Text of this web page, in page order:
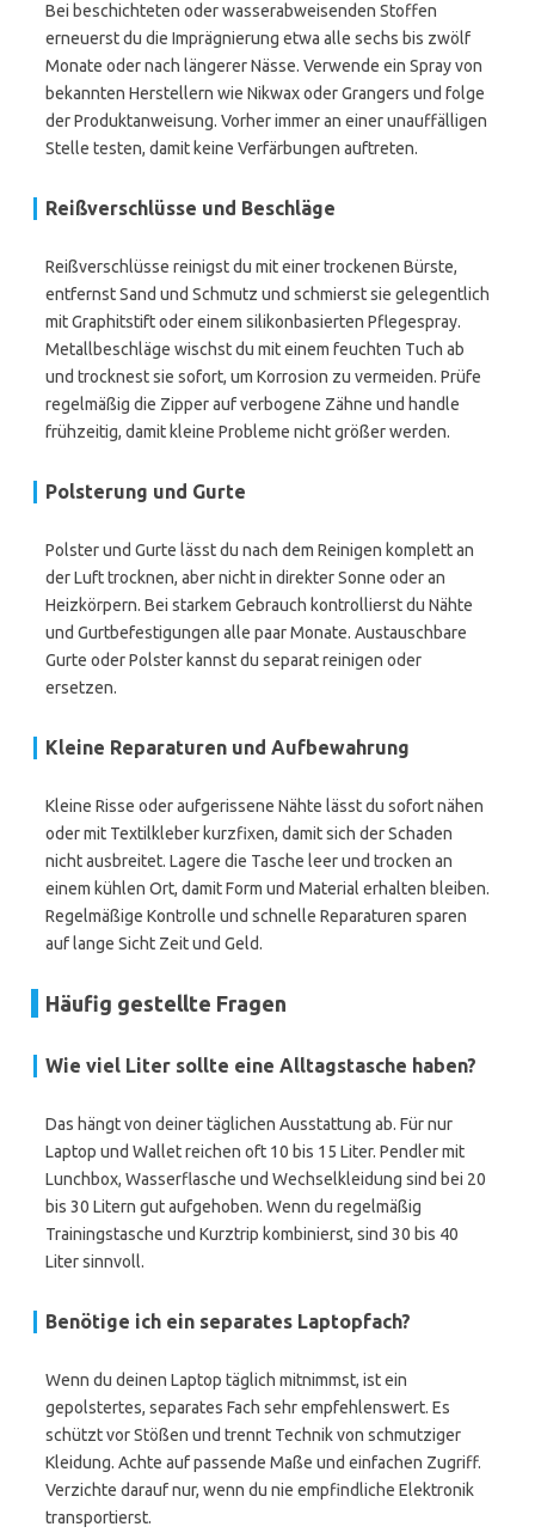
Bei beschichteten oder wasserabweisenden Stoffen
erneuerst du die Imprägnierung etwa alle sechs bis zwölf
Monate oder nach längerer Nässe. Verwende ein Spray von
bekannten Herstellern wie Nikwax oder Grangers und folge
der Produktanweisung. Vorher immer an einer unauffälligen
Stelle testen, damit keine Verfärbungen auftreten.
Reißverschlüsse und Beschläge
Reißverschlüsse reinigst du mit einer trockenen Bürste,
entfernst Sand und Schmutz und schmierst sie gelegentlich
mit Graphitstift oder einem silikonbasierten Pflegespray.
Metallbeschläge wischst du mit einem feuchten Tuch ab
und trocknest sie sofort, um Korrosion zu vermeiden. Prüfe
regelmäßig die Zipper auf verbogene Zähne und handle
frühzeitig, damit kleine Probleme nicht größer werden.
Polsterung und Gurte
Polster und Gurte lässt du nach dem Reinigen komplett an
der Luft trocknen, aber nicht in direkter Sonne oder an
Heizkörpern. Bei starkem Gebrauch kontrollierst du Nähte
und Gurtbefestigungen alle paar Monate. Austauschbare
Gurte oder Polster kannst du separat reinigen oder
ersetzen.
Kleine Reparaturen und Aufbewahrung
Kleine Risse oder aufgerissene Nähte lässt du sofort nähen
oder mit Textilkleber kurzfixen, damit sich der Schaden
nicht ausbreitet. Lagere die Tasche leer und trocken an
einem kühlen Ort, damit Form und Material erhalten bleiben.
Regelmäßige Kontrolle und schnelle Reparaturen sparen
auf lange Sicht Zeit und Geld.
Häufig gestellte Fragen
Wie viel Liter sollte eine Alltagstasche haben?
Das hängt von deiner täglichen Ausstattung ab. Für nur
Laptop und Wallet reichen oft 10 bis 15 Liter. Pendler mit
Lunchbox, Wasserflasche und Wechselkleidung sind bei 20
bis 30 Litern gut aufgehoben. Wenn du regelmäßig
Trainingstasche und Kurztrip kombinierst, sind 30 bis 40
Liter sinnvoll.
Benötige ich ein separates Laptopfach?
Wenn du deinen Laptop täglich mitnimmst, ist ein
gepolstertes, separates Fach sehr empfehlenswert. Es
schützt vor Stößen und trennt Technik von schmutziger
Kleidung. Achte auf passende Maße und einfachen Zugriff.
Verzichte darauf nur, wenn du nie empfindliche Elektronik
transportierst.